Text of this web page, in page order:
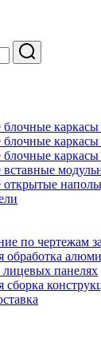
каркасы
по чертежам
обработка
панелях
сборка